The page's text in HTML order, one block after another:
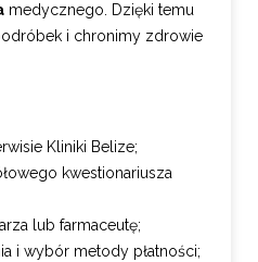
medycznego. Dzięki temu
i chronimy zdrowie
Kliniki Belize;
kwestionariusza
lub farmaceutę;
i wybór metody płatności;